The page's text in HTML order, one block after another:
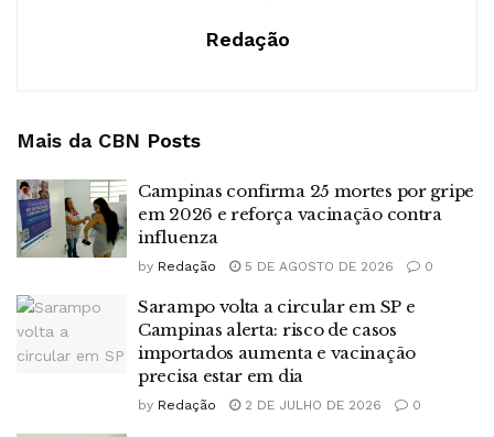
Redação
Mais da CBN Posts
Campinas confirma 25 mortes por gripe
em 2026 e reforça vacinação contra
influenza
by Redação 5 DE AGOSTO DE 2026 0
Sarampo volta a circular em SP e
Campinas alerta: risco de casos
importados aumenta e vacinação
precisa estar em dia
by Redação 2 DE JULHO DE 2026 0